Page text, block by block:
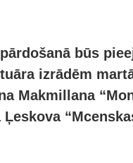
būs
izrādēm
Makmillana